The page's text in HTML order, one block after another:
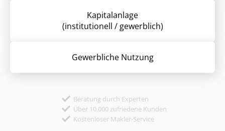
Kapitalanlage
(institutionell / gewerblich)
Gewerbliche Nutzung
Beratung durch Experten
Über 10.000 zufriedene Kunden
Kostenloser Makler-Service